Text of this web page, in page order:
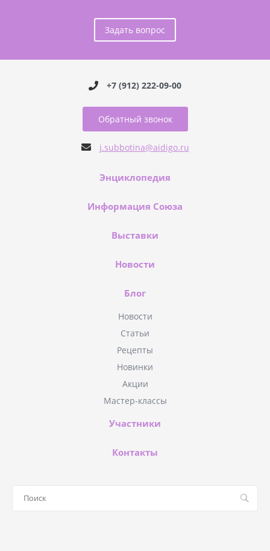
Задать вопрос
+7 (912) 222-09-00
Обратный звонок
j.subbotina@aidigo.ru
Энциклопедия
Информация Союза
Выставки
Новости
Блог
Новости
Статьи
Рецепты
Новинки
Акции
Мастер-классы
Участники
Контакты